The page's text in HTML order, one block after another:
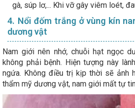
gà, súp lơ,... Khi vỡ gây viêm loét,
4. Nổi đốm trắng ở vùng kín
dương vật
Nam giới nên nhớ, chuỗi hạt ngọc
không phải bệnh. Hiện tượng này
ngứa. Không điều trị kịp thời sẽ ảnh
thẩm mỹ dương vật, nam giới mất tự